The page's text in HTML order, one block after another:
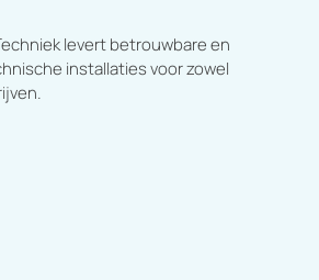
levert betrouwbare en
installaties voor zowel